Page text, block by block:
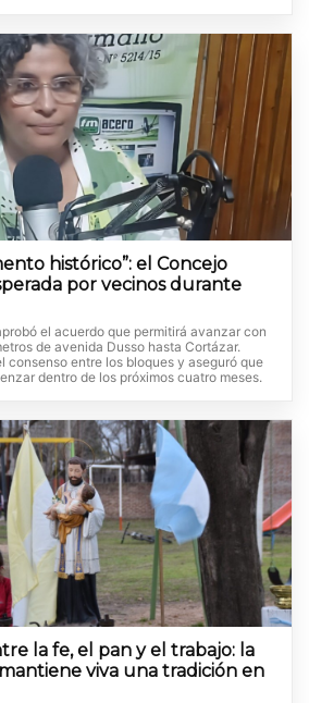
histórico”: el Concejo
por vecinos durante
el acuerdo que permitirá avanzar con
de avenida Dusso hasta Cortázar.
consenso entre los bloques y aseguró que
dentro de los próximos cuatro meses.
la fe, el pan y el trabajo: la
viva una tradición en